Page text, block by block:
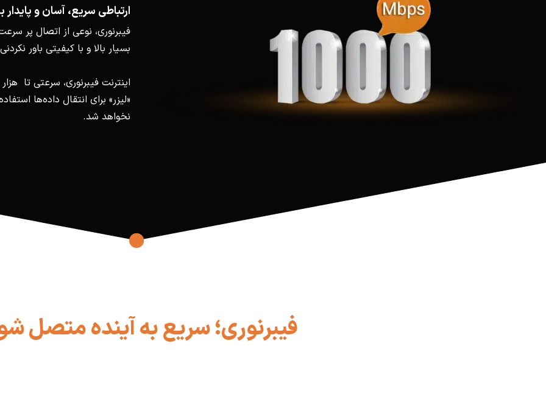
ارتباطی سریع، آسان و
فیبرنوری، نوعی از اتصال پر
بسیار بالا و با کیفیتی باور
اینترنت فیبرنوری، سرعتی تا
«لیزر» برای انتقال داده‌ها
نخواهد شد.
فیبرنوری؛ سریع به آینده متصل